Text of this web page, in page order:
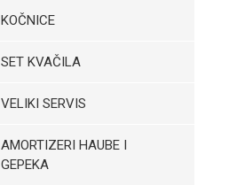
KOČNICE
SET KVAČILA
VELIKI SERVIS
AMORTIZERI HAUBE I
GEPEKA